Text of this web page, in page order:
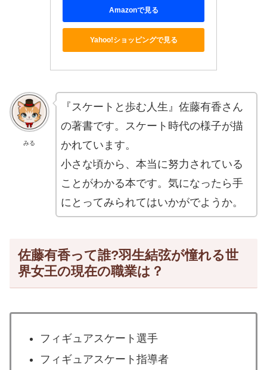
Amazonで見る
Yahoo!ショッピングで見る
みる
『スケートと歩む人生』佐藤有香さん
の著書です。スケート時代の様子が描
かれています。
小さな頃から、本当に努力されている
ことがわかる本です。気になったら手
にとってみられてはいかがでようか。
佐藤有香って誰?羽生結弦が憧れる世
界女王の現在の職業は？
フィギュアスケート選手
フィギュアスケート指導者